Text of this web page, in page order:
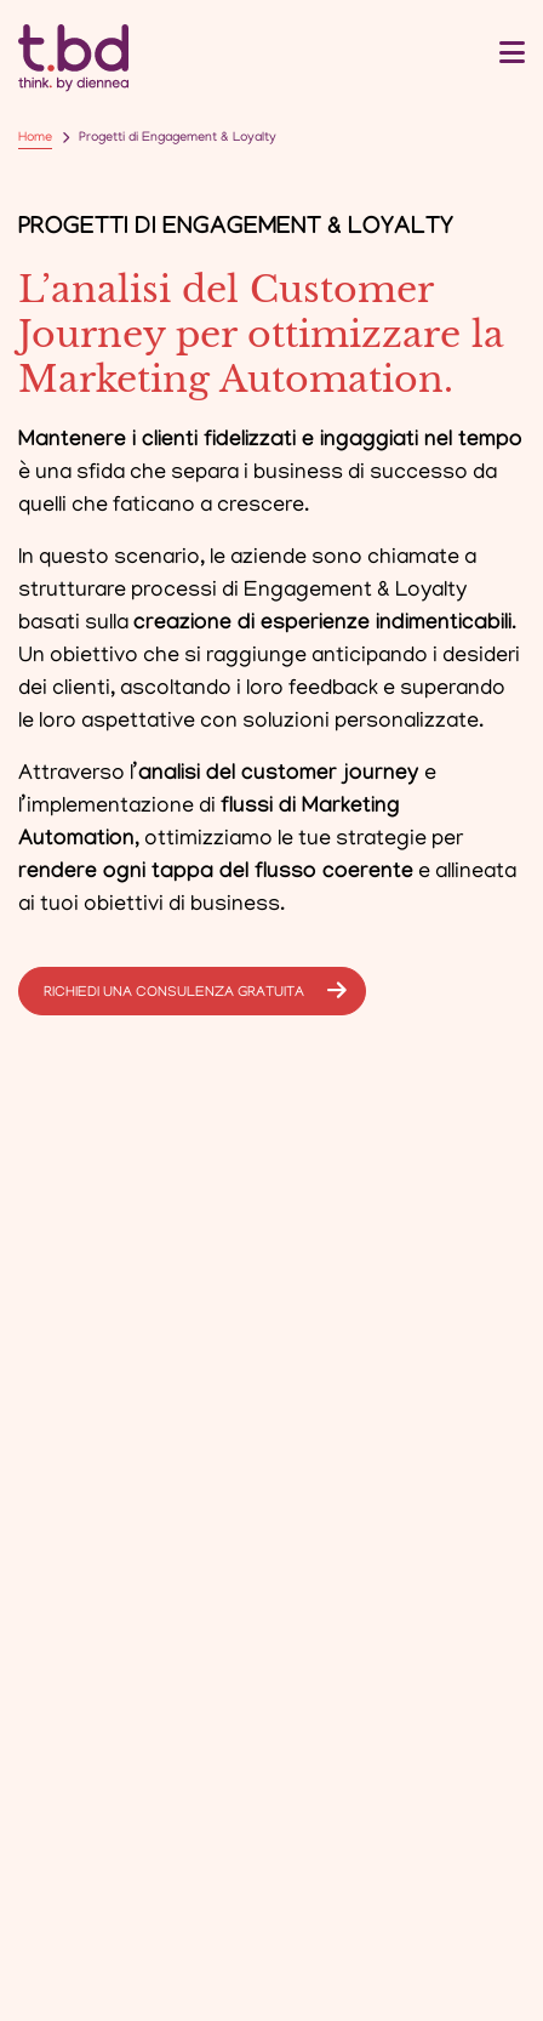
Home Progetti di Engagement & Loyalty
PROGETTI DI ENGAGEMENT & LOYALTY
L’analisi del Customer
Journey per ottimizzare la
Marketing Automation.
Mantenere i clienti fidelizzati e ingaggiati nel tempo
è una sfida che separa i business di successo da
quelli che faticano a crescere.
In questo scenario, le aziende sono chiamate a
strutturare processi di Engagement & Loyalty
basati sulla creazione di esperienze indimenticabili.
Un obiettivo che si raggiunge anticipando i desideri
dei clienti, ascoltando i loro feedback e superando
le loro aspettative con soluzioni personalizzate.
Attraverso l’analisi del customer journey e
l’implementazione di flussi di Marketing
Automation, ottimizziamo le tue strategie per
rendere ogni tappa del flusso coerente e allineata
ai tuoi obiettivi di business.
RICHIEDI UNA CONSULENZA GRATUITA